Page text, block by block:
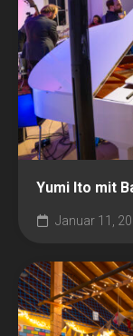
Yumi Ito mit
Januar 11,